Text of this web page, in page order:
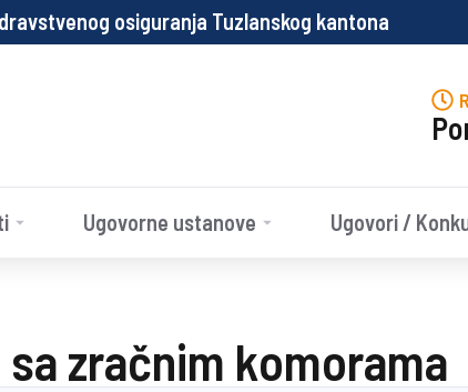
osiguranja Tuzlanskog kantona
Ugovorne ustanove Ugovori /
zračnim komorama